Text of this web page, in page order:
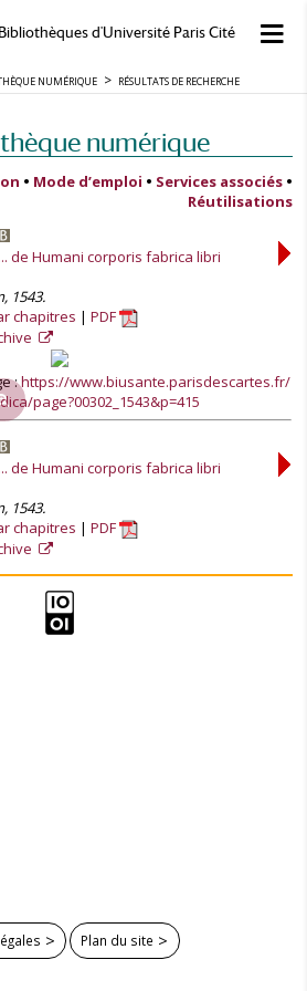
Bibliothèques d'Université Paris Cité
NUMÉRIQUE RÉSULTATS DE RECHERCHE
numérique
• Mode d’emploi • Services associés •
Réutilisations
de Humani corporis fabrica libri
1543.
chapitres
PDF
:https://www.biusante.parisdescartes.fr/
page?00302_1543&p=415
de Humani corporis fabrica libri
1543.
chapitres
PDF
Plan du site